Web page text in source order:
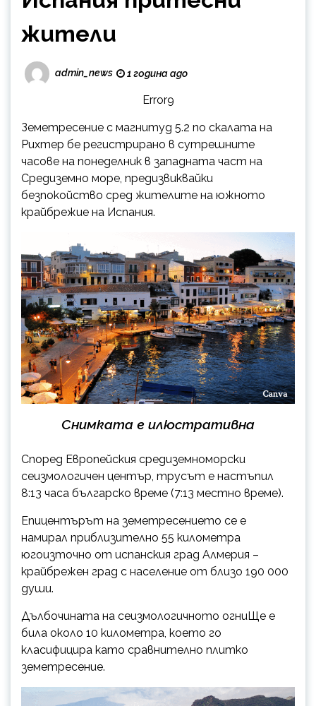
жители
admin_news 1 година ago
Error9
Земетресение с магнитуд 5.2 по скалата на
Рихтер бе регистрирано в сутрешните
часове на понеделник в западната част на
Средиземно море, предизвиквайки
безпокойство сред жителите на южното
крайбрежие на Испания.
Снимката е илюстративна
Според Европейския средиземноморски
сеизмологичен център, трусът е настъпил
8:13 часа българско време (7:13 местно време).
Епицентърът на земетресението се е
намирал приблизително 55 километра
югоизточно от испанския град Алмерия –
крайбрежен град с население от близо 190 000
души.
Дълбочината на сеизмологичното огниЩе е
била около 10 километра, което го
класифицира като сравнително плитко
земетресение.